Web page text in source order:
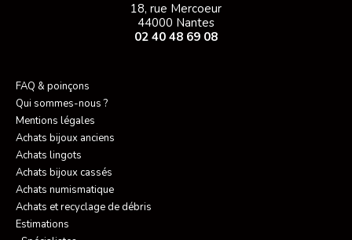
18, rue Mercoeur
44000 Nantes
02 40 48 69 08
FAQ & poinçons
Qui sommes-nous ?
Mentions légales
Achats bijoux anciens
Achats lingots
Achats bijoux cassés
Achats numismatique
Achats et recyclage de débris
Estimations